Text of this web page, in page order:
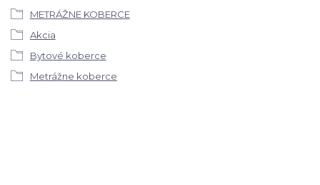
METRÁŽNE KOBERCE
Akcia
Bytové koberce
Metrážne koberce